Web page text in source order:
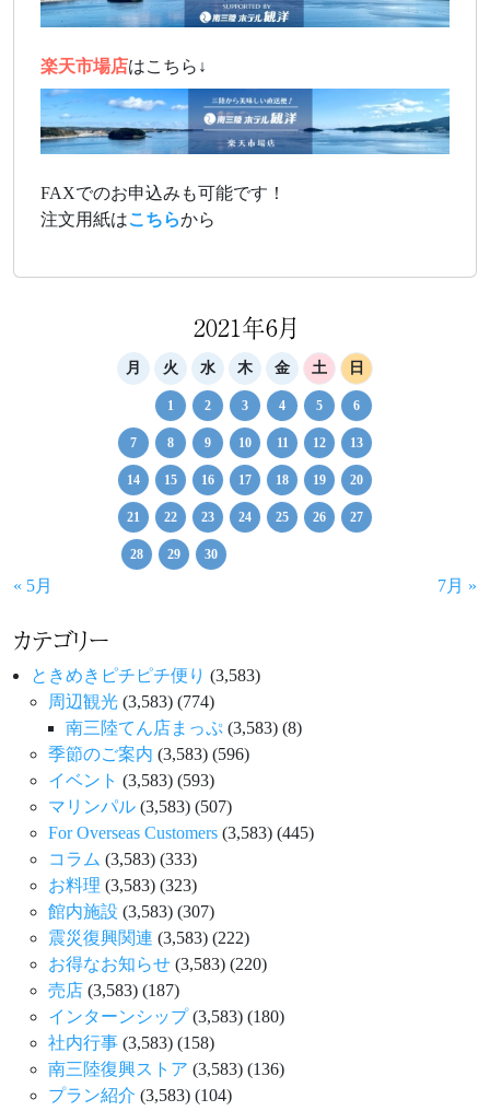
楽天市場店はこちら↓
FAXでのお申込みも可能です！
注文用紙はこちらから
2021年6月
月 火 水 木 金 土 日
1 2 3 4 5 6
7 8 9 10 11 12 13
14 15 16 17 18 19 20
21 22 23 24 25 26 27
28 29 30
« 5月 7月 »
カテゴリー
ときめきピチピチ便り (3,583)
周辺観光 (3,583) (774)
南三陸てん店まっぷ (3,583) (8)
季節のご案内 (3,583) (596)
イベント (3,583) (593)
マリンパル (3,583) (507)
For Overseas Customers (3,583) (445)
コラム (3,583) (333)
お料理 (3,583) (323)
館内施設 (3,583) (307)
震災復興関連 (3,583) (222)
お得なお知らせ (3,583) (220)
売店 (3,583) (187)
インターンシップ(3,583) (180)
社内行事 (3,583) (158)
南三陸復興ストア (3,583) (136)
プラン紹介 (3,583) (104)